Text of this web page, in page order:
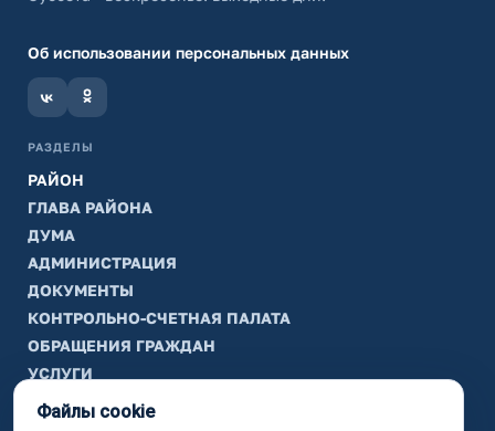
Об использовании персональных данных
РАЗДЕЛЫ
РАЙОН
ГЛАВА РАЙОНА
ДУМА
АДМИНИСТРАЦИЯ
ДОКУМЕНТЫ
КОНТРОЛЬНО-СЧЕТНАЯ ПАЛАТА
ОБРАЩЕНИЯ ГРАЖДАН
УСЛУГИ
ТИК
Файлы cookie